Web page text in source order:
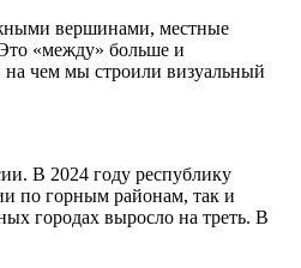
вершинами, местные
«между» больше и
чем мы строили визуальный
В 2024 году республику
по горным районам, так и
городах выросло на треть. В